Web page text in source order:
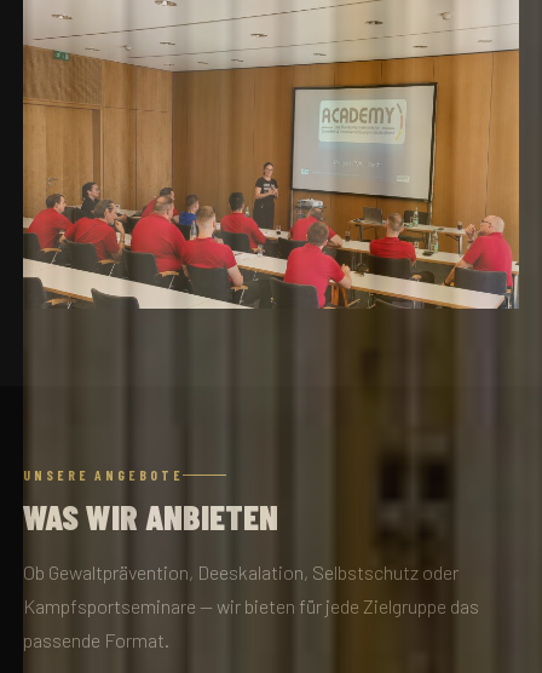
UNSERE ANGEBOTE
WAS WIR ANBIETEN
Ob Gewaltprävention, Deeskalation, Selbstschutz oder
Kampfsportseminare — wir bieten für jede Zielgruppe das
passende Format.